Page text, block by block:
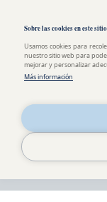
Sobre las cookies en este
Usamos cookies para
nuestro sitio web para
mejorar y personalizar
Más información